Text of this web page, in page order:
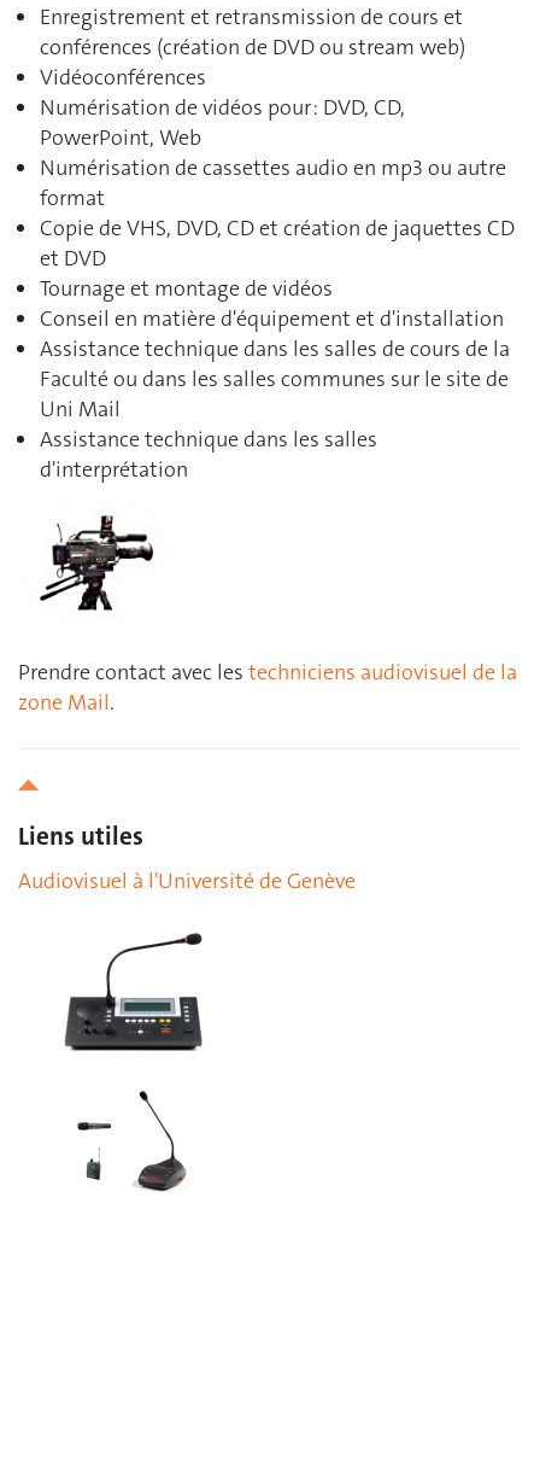
Enregistrement et retransmission de cours et
conférences (création de DVD ou stream web)
Vidéoconférences
Numérisation de vidéos pour : DVD, CD,
PowerPoint, Web
Numérisation de cassettes audio en mp3 ou autre
format
Copie de VHS, DVD, CD et création de jaquettes CD
et DVD
Tournage et montage de vidéos
Conseil en matière d'équipement et d'installation
Assistance technique dans les salles de cours de la
Faculté ou dans les salles communes sur le site de
Uni Mail
Assistance technique dans les salles
d'interprétation
Prendre contact avec les techniciens audiovisuel de la
zone Mail.
Liens utiles
Audiovisuel à l'Université de Genève